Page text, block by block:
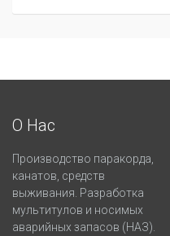
О Нас
Производство паракорда,
канатов, средств
выживания. Разработка
мультитулов и носимых
аварийных запасов (НАЗ).